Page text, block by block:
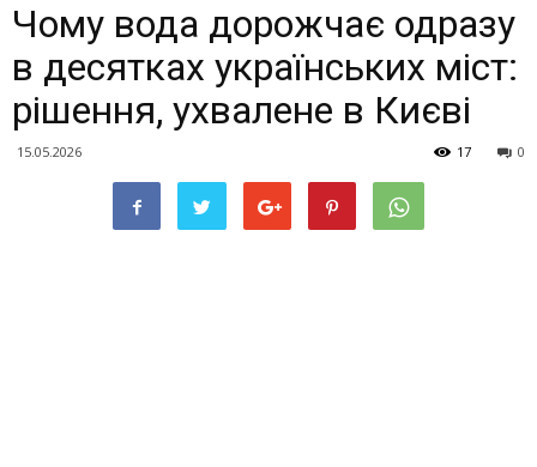
Чому вода дорожчає одразу
в десятках українських міст:
рішення, ухвалене в Києві
15.05.2026 0
17